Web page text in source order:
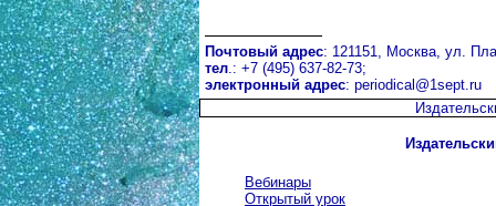
Почтовый адрес: 121151, Москва, ул.
тел.: +7 (495) 637-82-73;
электронный адрес: periodical@1sept.ru
Вебинары
Открытый урок